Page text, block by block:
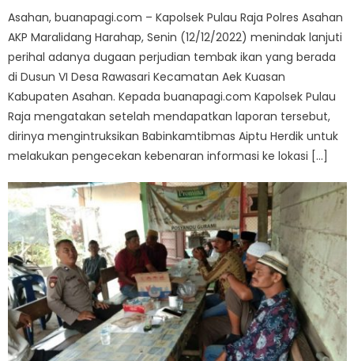
Asahan, buanapagi.com – Kapolsek Pulau Raja Polres Asahan
AKP Maralidang Harahap, Senin (12/12/2022) menindak lanjuti
perihal adanya dugaan perjudian tembak ikan yang berada
di Dusun VI Desa Rawasari Kecamatan Aek Kuasan
Kabupaten Asahan. Kepada buanapagi.com Kapolsek Pulau
Raja mengatakan setelah mendapatkan laporan tersebut,
dirinya mengintruksikan Babinkamtibmas Aiptu Herdik untuk
melakukan pengecekan kebenaran informasi ke lokasi […]